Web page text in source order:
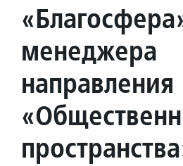
менеджера
направления